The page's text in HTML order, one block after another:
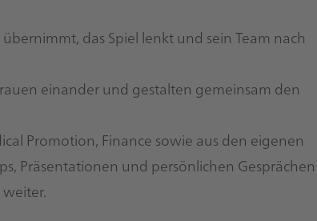
das Spiel lenkt und sein Team nach
einander und gestalten gemeinsam den
Promotion, Finance sowie aus den eigenen
Präsentationen und persönlichen Gesprächen